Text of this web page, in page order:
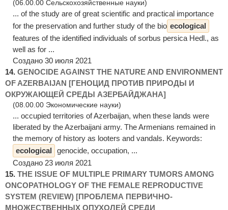
(06.00.00 Сельскохозяйственные науки)
... of the study are of great scientific and practical importance
for the preservation and further study of the bio ecological
features of the identified individuals of sorbus persica Hedl., as
well as for ...
Создано 30 июля 2021
14. GENOCIDE AGAINST THE NATURE AND ENVIRONMENT
OF AZERBAIJAN [ГЕНОЦИД ПРОТИВ ПРИРОДЫ И
ОКРУЖАЮЩЕЙ СРЕДЫ АЗЕРБАЙДЖАНА]
(08.00.00 Экономические науки)
... occupied territories of Azerbaijan, when these lands were
liberated by the Azerbaijani army. The Armenians remained in
the memory of history as looters and vandals. Keywords:
ecological genocide, occupation, ...
Создано 23 июля 2021
15. THE ISSUE OF MULTIPLE PRIMARY TUMORS AMONG
ONCOPATHOLOGY OF THE FEMALE REPRODUCTIVE
SYSTEM (REVIEW) [ПРОБЛЕМА ПЕРВИЧНО-
МНОЖЕСТВЕННЫХ ОПУХОЛЕЙ СРЕДИ